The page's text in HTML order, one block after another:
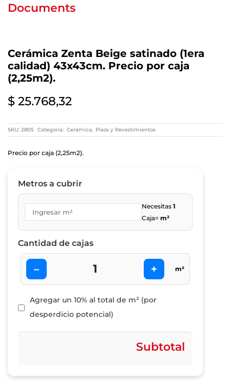
Documents
Cerámica Zenta Beige satinado (1era
calidad) 43x43cm. Precio por caja
(2,25m2).
$ 25.768,32
SKU: 2805 Categoría: Cerámica, Pisos y Revestimientos
Precio por caja (2,25m2).
Metros a cubrir
Necesitas1
Caja= m²
Cantidad de cajas
– + m²
Agregar un 10% al total de m² (por
desperdicio potencial)
Subtotal